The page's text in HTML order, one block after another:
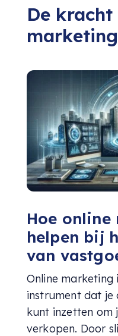
De
Hoe
helpen bij
van
Online marketing
instrument dat je
kunt inzetten om
verkopen. Door